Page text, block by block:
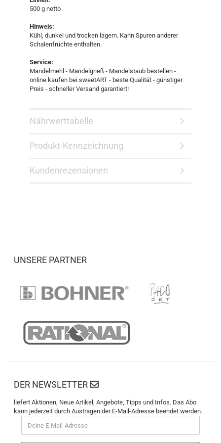
500 g netto
Hinweis:
Kühl, dunkel und trocken lagern. Kann Spuren anderer
Schalenfrüchte enthalten.
Service:
Mandelmehl - Mandelgrieß - Mandelstaub bestellen -
online kaufen bei sweetART - beste Qualität - günstiger
Preis - schneller Versand garantiert!​
Nährwerttabelle
Produkt-Kennzeichnung
Kundenrezensionen
UNSERE PARTNER
DER NEWSLETTER
liefert Aktionen, Neue Artikel, Angebote, Tipps und Infos. Das Abo
kann jederzeit durch Austragen der E-Mail-Adresse beendet werden.